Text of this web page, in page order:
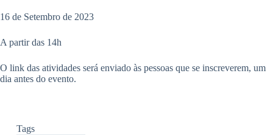
16 de Setembro de 2023
A partir das 14h
O link das atividades será enviado às pessoas que se inscreverem, um
dia antes do evento.
Tags